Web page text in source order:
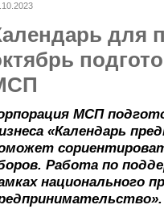
для
МСП
«Календарь
Работа по
национального